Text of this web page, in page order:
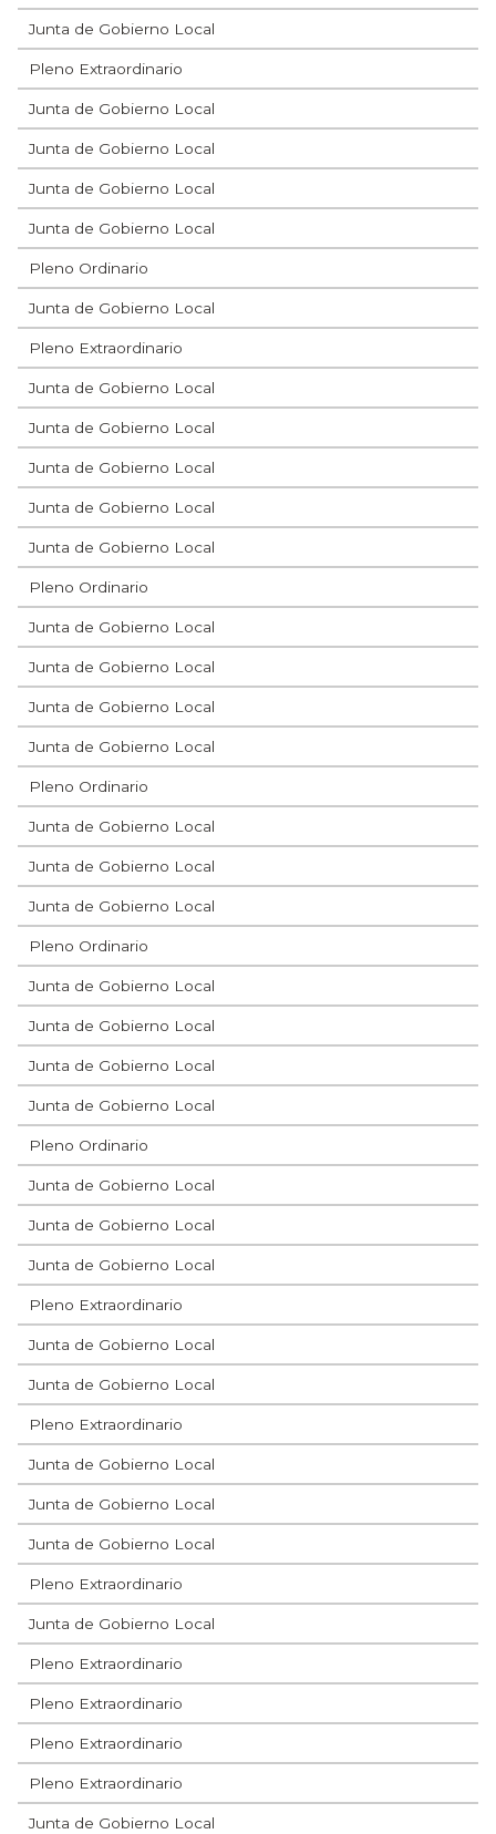
Junta de Gobierno Local
Pleno Extraordinario
Junta de Gobierno Local
Junta de Gobierno Local
Junta de Gobierno Local
Junta de Gobierno Local
Pleno Ordinario
Junta de Gobierno Local
Pleno Extraordinario
Junta de Gobierno Local
Junta de Gobierno Local
Junta de Gobierno Local
Junta de Gobierno Local
Junta de Gobierno Local
Pleno Ordinario
Junta de Gobierno Local
Junta de Gobierno Local
Junta de Gobierno Local
Junta de Gobierno Local
Pleno Ordinario
Junta de Gobierno Local
Junta de Gobierno Local
Junta de Gobierno Local
Pleno Ordinario
Junta de Gobierno Local
Junta de Gobierno Local
Junta de Gobierno Local
Junta de Gobierno Local
Pleno Ordinario
Junta de Gobierno Local
Junta de Gobierno Local
Junta de Gobierno Local
Pleno Extraordinario
Junta de Gobierno Local
Junta de Gobierno Local
Pleno Extraordinario
Junta de Gobierno Local
Junta de Gobierno Local
Junta de Gobierno Local
Pleno Extraordinario
Junta de Gobierno Local
Pleno Extraordinario
Pleno Extraordinario
Pleno Extraordinario
Pleno Extraordinario
Junta de Gobierno Local